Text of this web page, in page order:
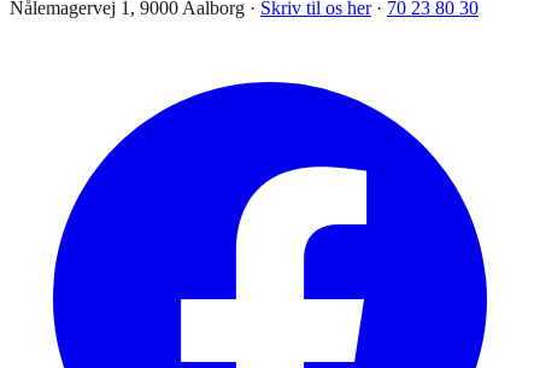
Nålemagervej 1, 9000 Aalborg · Skriv til os her · 70 23 80 30